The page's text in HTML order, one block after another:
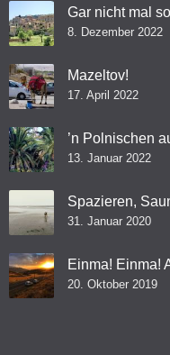
Gar nicht mal
8. Dezember 2022
Mazeltov!
17. April 2022
’n Polnischen
13. Januar 2022
Spazieren,
31. Januar 2020
Einma! Einma!
20. Oktober 2019